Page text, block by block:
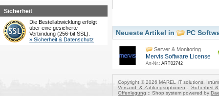
Sicherheit
Die Bestellabwicklung erfolgt
über eine gesicherte
Verbindung (256-bit SSL).
» Sicherheit & Datenschutz
Neueste Artikel in PC
Server & Monitoring
Mervis Software License
Art-Nr.: ART02742
Copyright © 2026 MAREL IT solutions.
Versand- & Zahlungsoptionen :: Sicherheit
Offenlegung :: Shop system powered by